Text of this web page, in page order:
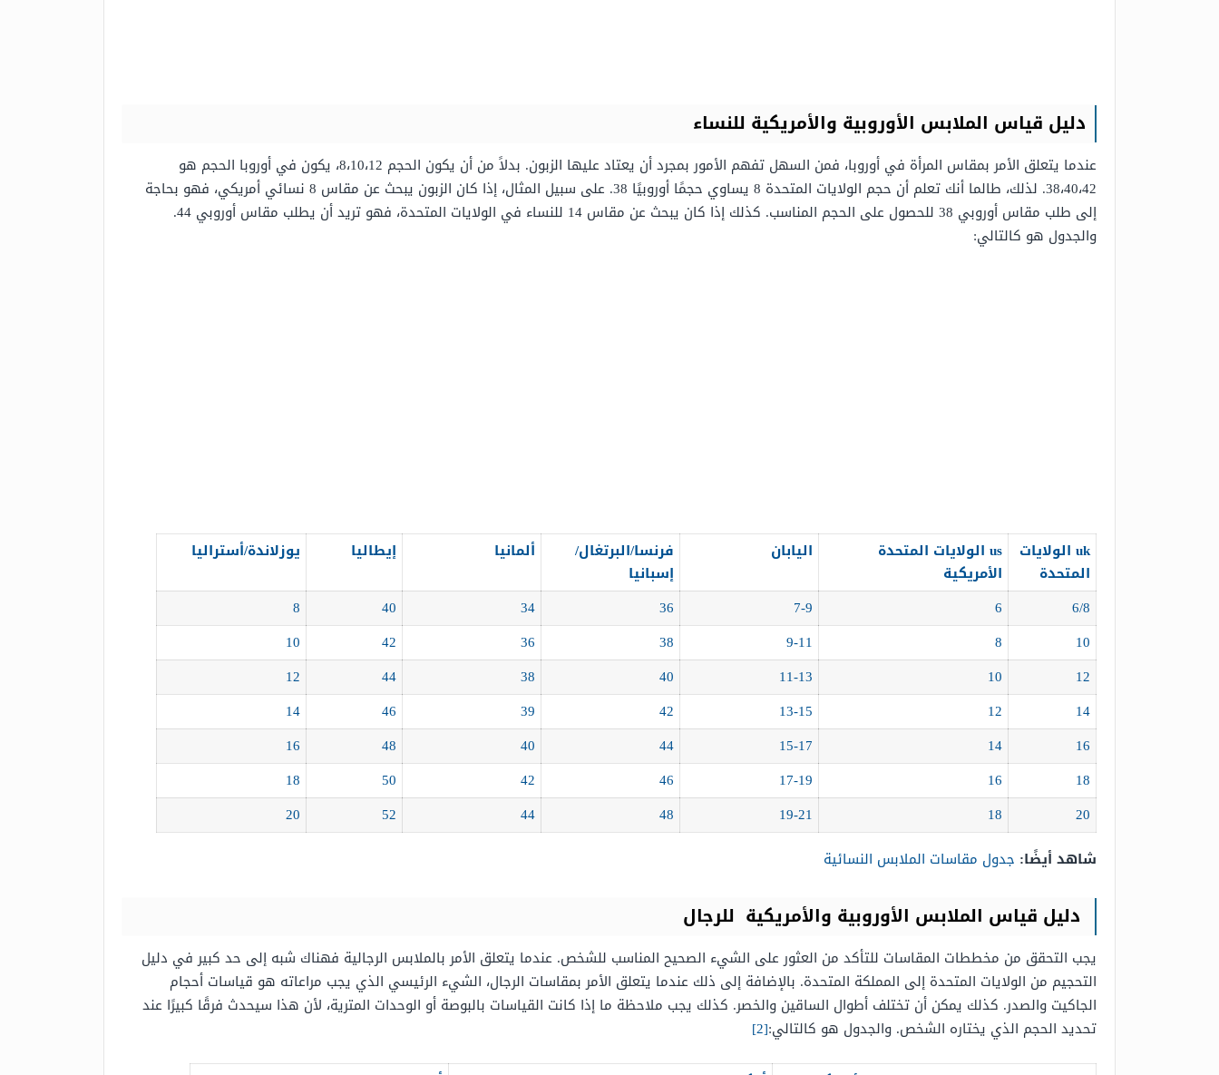
دليل قياس الملابس الأوروبية والأمريكية للنساء
عندما يتعلق الأمر بمقاس المرأة في أوروبا، فمن السهل تفهم الأمور بمجرد أن يعتاد عليها الزبون. بدلاً من أن يكون الحجم 8،10،12، يكون في أوروبا الحجم هو
38،40،42. لذلك، طالما أنك تعلم أن حجم الولايات المتحدة 8 يساوي حجمًا أوروبيًا 38. على سبيل المثال، إذا كان الزبون يبحث عن مقاس 8 نسائي أمريكي، فهو بحاجة
إلى طلب مقاس أوروبي 38 للحصول على الحجم المناسب. كذلك إذا كان يبحث عن مقاس 14 للنساء في الولايات المتحدة، فهو تريد أن يطلب مقاس أوروبي 44.
والجدول هو كالتالي:
uk الولايات
المتحدة
us الولايات المتحدة
الأمريكية
اليابان
فرنسا/البرتغال/
إسبانيا
ألمانيا إيطاليا يوزلاندة/أستراليا
6/8
6
7-9
36
34
40
8
10
8
9-11
38
36
42
10
12
10
11-13
40
38
44
12
14
12
13-15
42
39
46
14
16
14
15-17
44
40
48
16
18
16
17-19
46
42
50
18
20
18
19-21
48
44
52
20
شاهد أيضًا: جدول مقاسات الملابس النسائية
دليل قياس الملابس الأوروبية والأمريكية للرجال
يجب التحقق من مخططات المقاسات للتأكد من العثور على الشيء الصحيح المناسب للشخص. عندما يتعلق الأمر بالملابس الرجالية فهناك شبه إلى حد كبير في دليل
التحجيم من الولايات المتحدة إلى المملكة المتحدة. بالإضافة إلى ذلك عندما يتعلق الأمر بمقاسات الرجال، الشيء الرئيسي الذي يجب مراعاته هو قياسات أحجام
الجاكيت والصدر. كذلك يمكن أن تختلف أطوال الساقين والخصر. كذلك يجب ملاحظة ما إذا كانت القياسات بالبوصة أو الوحدات المترية، لأن هذا سيحدث فرقًا كبيرًا عند
تحديد الحجم الذي يختاره الشخص. والجدول هو كالتالي:[2]